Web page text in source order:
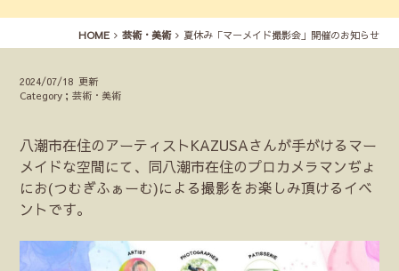
HOME 芸術・美術 夏休み「マーメイド撮影会」開催のお知らせ
2024/07/18 更新
Category；芸術・美術
八潮市在住のアーティストKAZUSAさんが手がけるマー
メイドな空間にて、同八潮市在住のプロカメラマンぢょ
にお(つむぎふぁーむ)による撮影をお楽しみ頂けるイベ
ントです。